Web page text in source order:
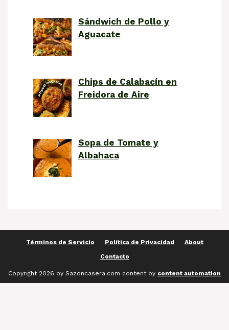
Sándwich de Pollo y
Aguacate
Chips de Calabacín en
Freidora de Aire
Sopa de Tomate y
Albahaca
Términos de Servicio Política de Privacidad
About
Contacto
Copyright 2026 by Sazoncasera.com content by content automation